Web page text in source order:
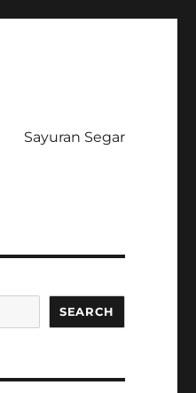
Sayuran Segar
SEARCH